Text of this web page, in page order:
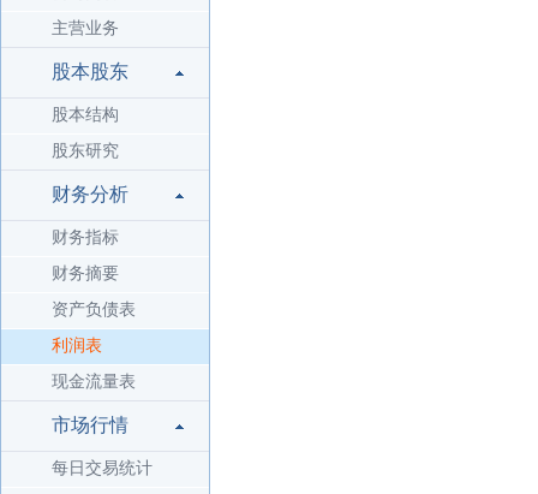
主营业务
股本股东
股本结构
股东研究
财务分析
财务指标
财务摘要
资产负债表
利润表
现金流量表
市场行情
每日交易统计